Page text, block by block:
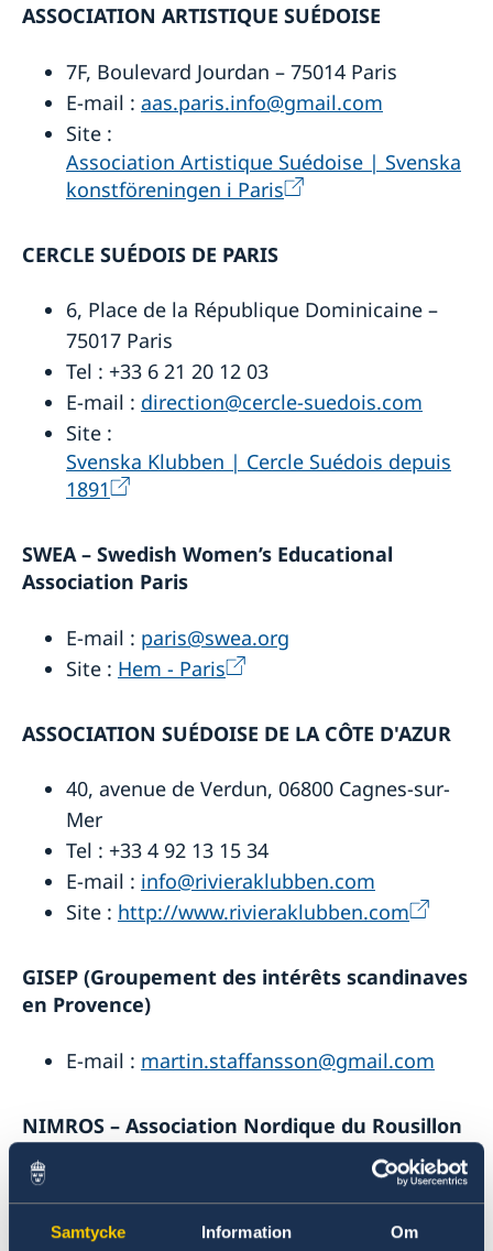
Samtycke Information Om
Politique de confidentialité des missions
diplomatiques
Travailler à l'Ambassade
L’Ambassade de Suède en France à Paris recrute un
chauffeur/intendant
Le partenariat franco-suédois pour
l'innovation
Joint Summary French-Swedish Innovation
Partnership
La Suède innovante
ASSOCIATION ARTISTIQUE SUÉDOISE
7F, Boulevard Jourdan – 75014 Paris
E-mail : aas.paris.info@gmail.com
Site :
Association Artistique Suédoise | Svenska
konstföreningen i Paris
CERCLE SUÉDOIS DE PARIS
6, Place de la République Dominicaine –
75017 Paris
Tel : +33 6 21 20 12 03
E-mail : direction@cercle-suedois.com
Site :
Svenska Klubben | Cercle Suédois depuis
1891
SWEA – Swedish Women’s Educational
Association Paris
E-mail : paris@swea.org
Site : Hem - Paris
ASSOCIATION SUÉDOISE DE LA CÔTE D'AZUR
40, avenue de Verdun, 06800 Cagnes-sur-
Mer
Tel : +33 4 92 13 15 34
E-mail : info@rivieraklubben.com
Site : http://www.rivieraklubben.com
GISEP (Groupement des intérêts scandinaves
en Provence)
E-mail : martin.staffansson@gmail.com
NIMROS – Association Nordique du Rousillon
Site :http://www.nimros.eu